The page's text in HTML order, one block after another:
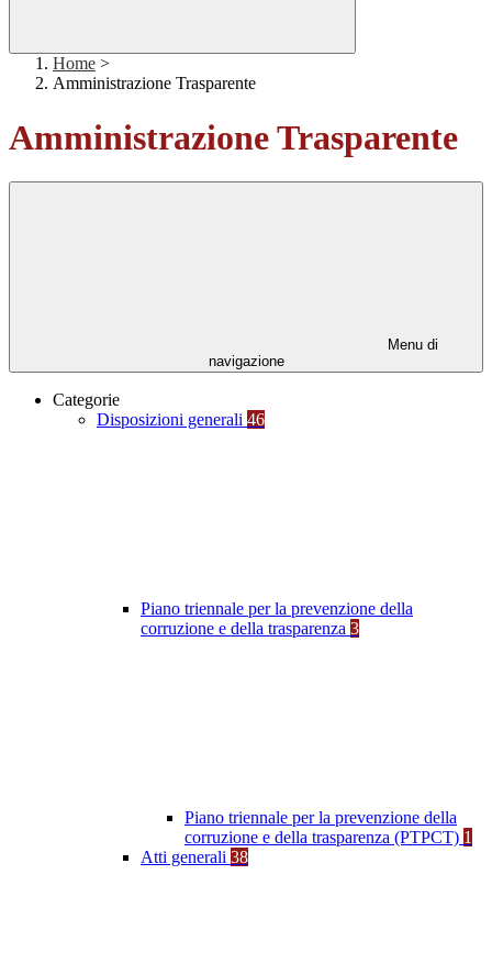
Home >
Amministrazione Trasparente
Amministrazione Trasparente
Menu di
navigazione
Categorie
Disposizioni generali 46
Piano triennale per la prevenzione della
corruzione e della trasparenza 3
Piano triennale per la prevenzione della
corruzione e della trasparenza (PTPCT) 1
Atti generali 38